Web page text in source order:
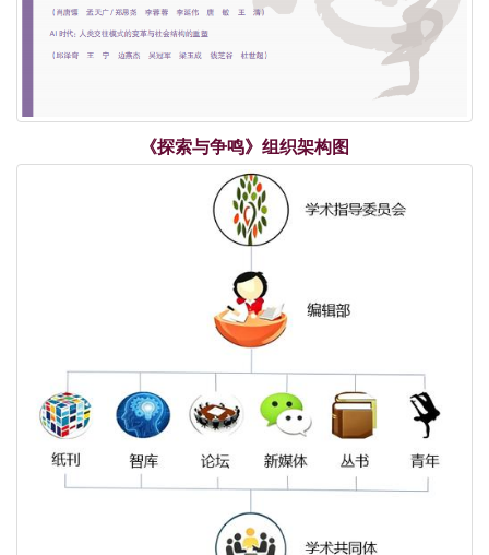
《探索与争鸣》组织架构图